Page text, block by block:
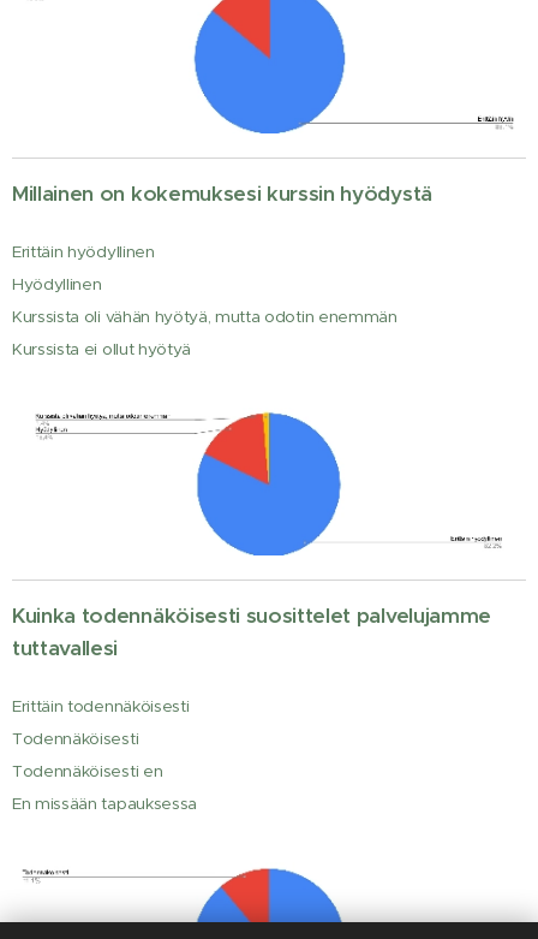
Millainen on kokemuksesi kurssin hyödystä
Erittäin hyödyllinen
Hyödyllinen
Kurssista oli vähän hyötyä, mutta odotin enemmän
Kurssista ei ollut hyötyä
Kuinka todennäköisesti suosittelet palvelujamme
tuttavallesi
Erittäin todennäköisesti
Todennäköisesti
Todennäköisesti en
En missään tapauksessa